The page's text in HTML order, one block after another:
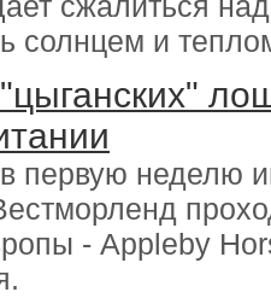
солнцем и
первую неделю
- Appleby